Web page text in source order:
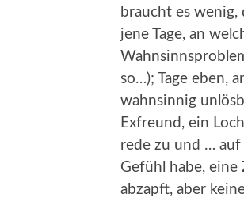
braucht es wenig,
jene Tage, an
so…); Tage eben,
wahnsinnig
Exfreund, ein
rede zu und … auf
Gefühl habe, eine
abzapft, aber